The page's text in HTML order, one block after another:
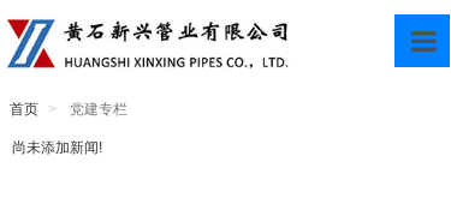
首页 党建专栏
尚未添加新闻!